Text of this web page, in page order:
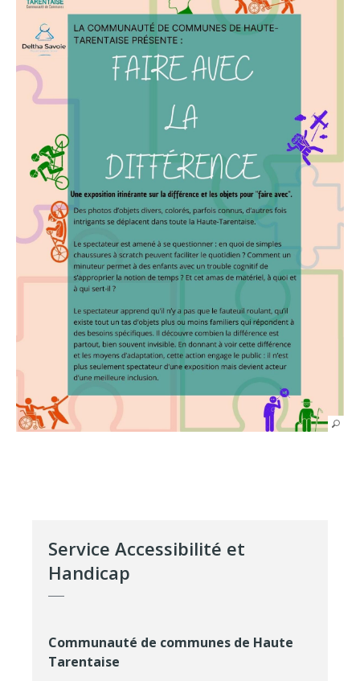
Service Accessibilité et
Handicap
Communauté de communes de Haute
Tarentaise